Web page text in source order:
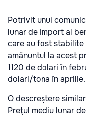
Potrivit unui
lunar de import al
care au fost
amănuntul la acest
1120 de dolari în
dolari/tona în aprilie.
O descreştere
Preţul mediu lunar